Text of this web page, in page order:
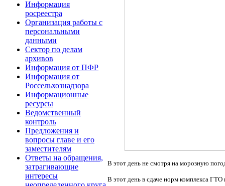
Информация
росреестра
Организация работы с
персональными
данными
Сектор по делам
архивов
Информация от ПФР
Информация от
Россельхознадзора
Информационные
ресурсы
Ведомственный
контроль
Предложения и
вопросы главе и его
заместителям
Ответы на обращения,
затрагивающие
интересы
В этот день не смотря на морозную
В этот день в сдаче норм комплекса